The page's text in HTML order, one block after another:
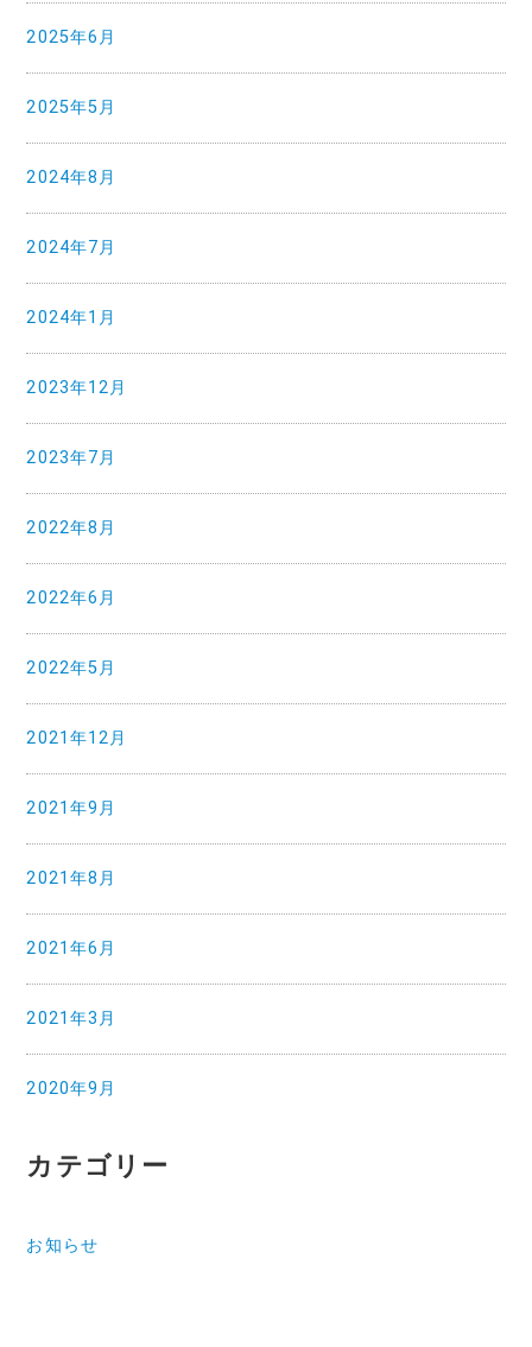
2025年6月
2025年5月
2024年8月
2024年7月
2024年1月
2023年12月
2023年7月
2022年8月
2022年6月
2022年5月
2021年12月
2021年9月
2021年8月
2021年6月
2021年3月
2020年9月
カテゴリー
お知らせ